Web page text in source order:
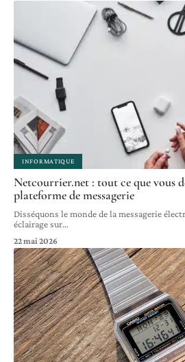
INFORMATIQUE
Netcourrier.net : tout ce que vous
plateforme de messagerie
Disséquons le monde de la messagerie
éclairage sur…
22 mai 2026